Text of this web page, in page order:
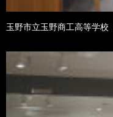
玉野市立玉野商工高等学校